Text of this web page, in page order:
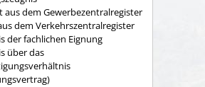
aus dem Gewerbezentralregister
dem Verkehrszentralregister
der fachlichen Eignung
über das